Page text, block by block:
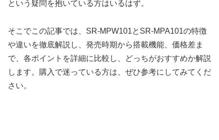
という疑問を抱いている方はいるはず。
そこでこの記事では、SR-MPW101とSR-MPA101の特徴
や違いを徹底解説し、発売時期から搭載機能、価格差ま
で、各ポイントを詳細に比較し、どっちがおすすめか解説
します。購入で迷っている方は、ぜひ参考にしてみてくだ
さい。